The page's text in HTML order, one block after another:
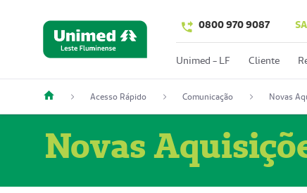
0800 970 9087
Unimed - LF Cliente
Acesso Rápido Comunicação Novas
Novas